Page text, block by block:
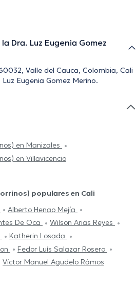
Dra. Luz Eugenia Gomez
Valle del Cauca, Colombia, Cali
Eugenia Gomez Merino.
en Manizales
en Villavicencio
populares en Cali
Alberto Henao Mejía
De Oca
Wilson Arias Reyes
Katherin Losada
Fedor Luís Salazar Rosero
Víctor Manuel Agudelo Rámos